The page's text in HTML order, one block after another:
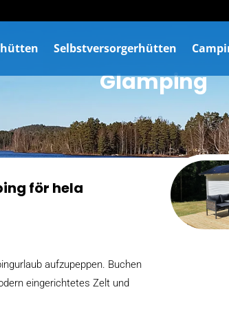
Selbstversorgerhütten
Glamping
för hela
aufzupeppen. Buchen
eingerichtetes Zelt und